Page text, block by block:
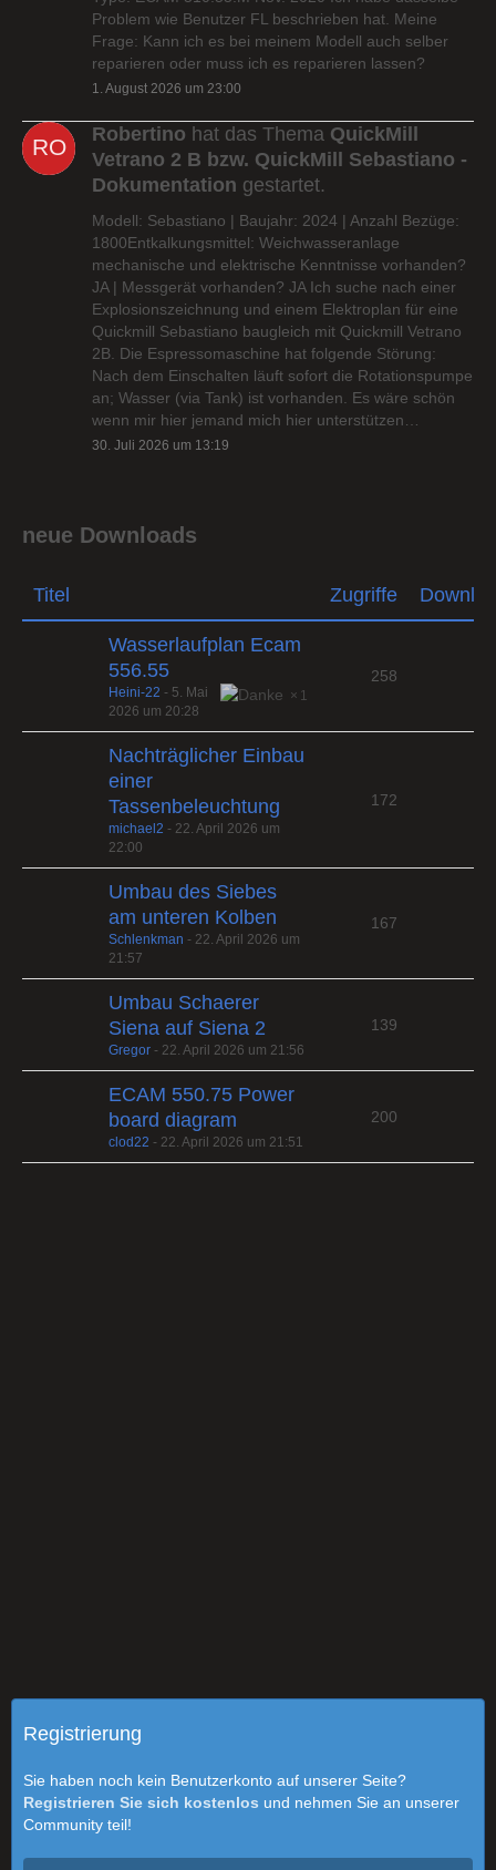
Problem wie Benutzer FL beschrieben hat. Meine
Frage: Kann ich es bei meinem Modell auch selber
reparieren oder muss ich es reparieren lassen?
1. August 2026 um 23:00
Robertino hat das Thema QuickMill
Vetrano 2 B bzw. QuickMill Sebastiano -
Dokumentation gestartet.
Modell: Sebastiano | Baujahr: 2024 | Anzahl Bezüge:
1800Entkalkungsmittel: Weichwasseranlage
mechanische und elektrische Kenntnisse vorhanden?
JA | Messgerät vorhanden? JA Ich suche nach einer
Explosionszeichnung und einem Elektroplan für eine
Quickmill Sebastiano baugleich mit Quickmill Vetrano
2B. Die Espressomaschine hat folgende Störung:
Nach dem Einschalten läuft sofort die Rotationspumpe
an; Wasser (via Tank) ist vorhanden. Es wäre schön
wenn mir hier jemand mich hier unterstützen…
30. Juli 2026 um 13:19
neue Downloads
Titel Zugriffe
Wasserlaufplan Ecam
556.55
1
Heini-22 - 5. Mai
2026 um 20:28
258
Nachträglicher Einbau
einer
Tassenbeleuchtung
michael2 - 22. April 2026 um
22:00
172
Umbau des Siebes
am unteren Kolben
Schlenkman - 22. April 2026 um
21:57
167
Umbau Schaerer
Siena auf Siena 2
Gregor - 22. April 2026 um 21:56
139
ECAM 550.75 Power
board diagram
clod22 - 22. April 2026 um 21:51
200
Registrierung
Sie haben noch kein Benutzerkonto auf unserer Seite?
Registrieren Sie sich kostenlos und nehmen Sie an unserer
Community teil!